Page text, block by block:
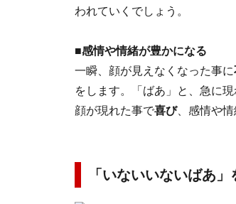
われていくでしょう。
■感情や情緒が豊かになる
一瞬、顔が見えなくなった事に
をします。「ばあ」と、急に現
顔が現れた事で喜び、感情や情
「いないいないばあ